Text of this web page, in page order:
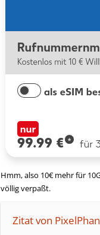
Hmm, also 10€ mehr für
völlig verpaßt.
Zitat von